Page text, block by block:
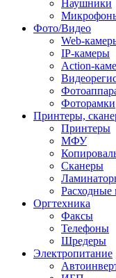
Наушники
Фото/Видео
Web-
IP-камеры
Action-
Фоторамки
Принтеры,
Принтеры
МФУ
Сканеры
Расходные
Оргтехника
Факсы
Телефоны
Шредеры
Электропитание